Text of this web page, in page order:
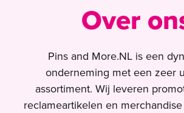
Contact
Over
Pins and More.NL is een
onderneming met een zeer
assortiment. Wij leveren
reclameartikelen en